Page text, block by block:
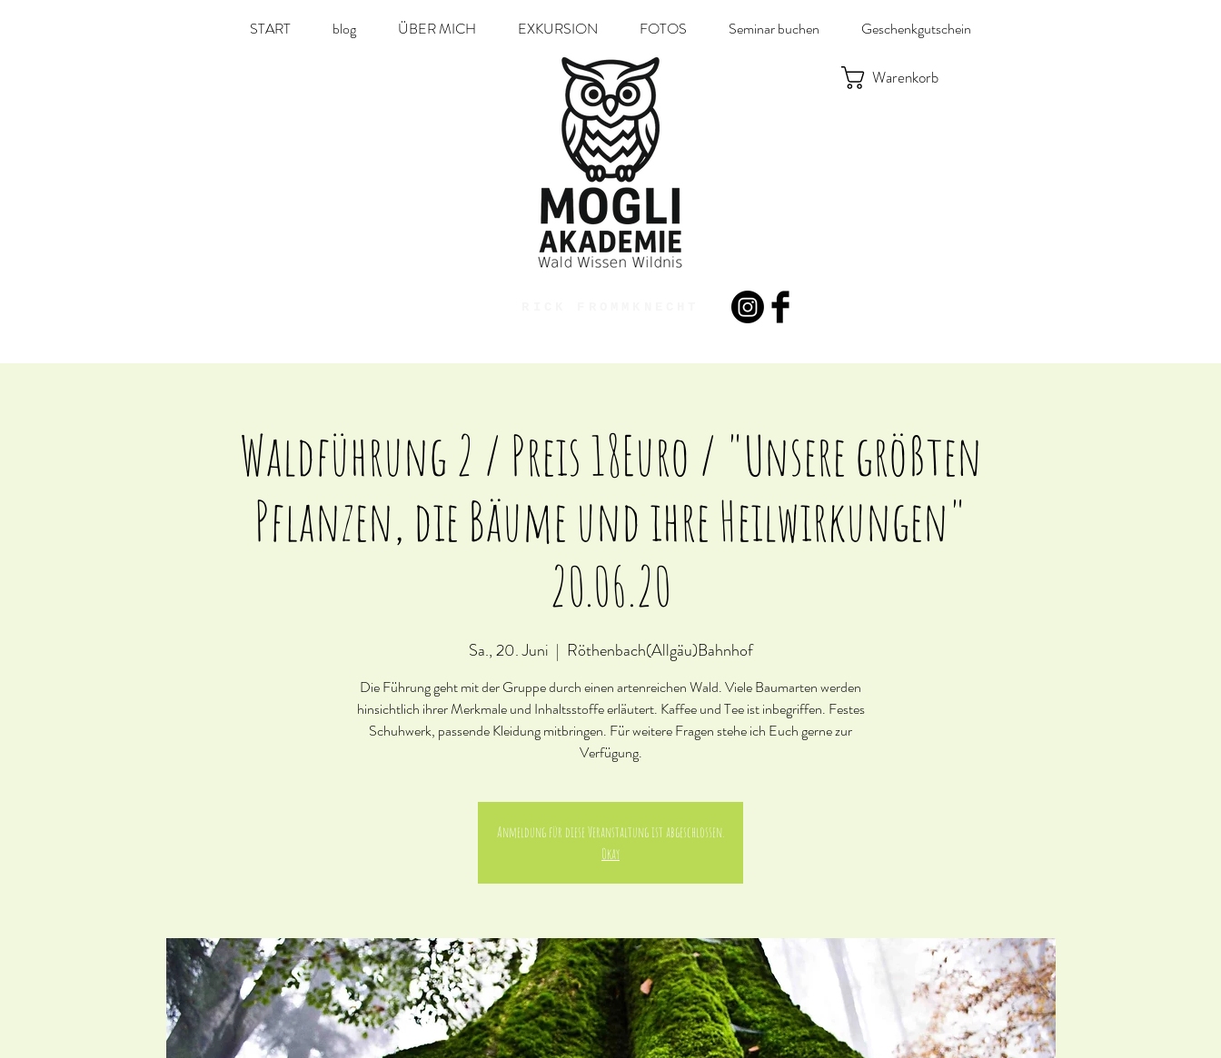
START blog ÜBER MICH EXKURSION FOTOS Seminar buchen Geschenkgutschein
Warenkorb
Waldführung 2 / Preis 18Euro / "Unsere größten
Pflanzen, die Bäume und ihre Heilwirkungen"
20.06.20
Sa., 20. Juni
  |
Röthenbach(Allgäu)Bahnhof
Die Führung geht mit der Gruppe durch einen artenreichen Wald. Viele Baumarten werden
hinsichtlich ihrer Merkmale und Inhaltsstoffe erläutert. Kaffee und Tee ist inbegriffen. Festes
Schuhwerk, passende Kleidung mitbringen. Für weitere Fragen stehe ich Euch gerne zur
Verfügung.
Anmeldung für diese Veranstaltung ist abgeschlossen.
Okay